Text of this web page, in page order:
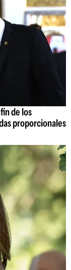
de los
proporcionales